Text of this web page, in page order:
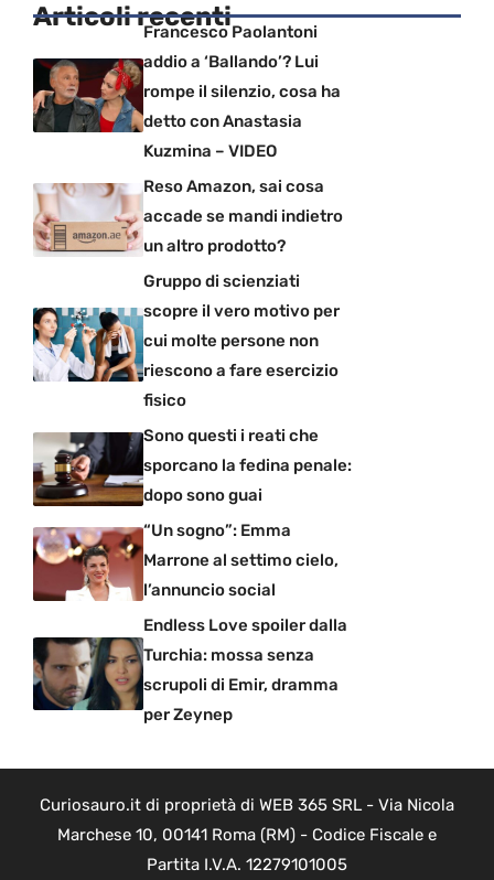
Articoli recentiFrancesco Paolantoni
addio a ‘Ballando’? Lui
rompe il silenzio, cosa ha
detto con Anastasia
Kuzmina – VIDEO
Reso Amazon, sai cosa
accade se mandi indietro
un altro prodotto?
Gruppo di scienziati
scopre il vero motivo per
cui molte persone non
riescono a fare esercizio
fisico
Sono questi i reati che
sporcano la fedina penale:
dopo sono guai
“Un sogno”: Emma
Marrone al settimo cielo,
l’annuncio social
Endless Love spoiler dalla
Turchia: mossa senza
scrupoli di Emir, dramma
per Zeynep
Curiosauro.it di proprietà di WEB 365 SRL - Via Nicola
Marchese 10, 00141 Roma (RM) - Codice Fiscale e
Partita I.V.A. 12279101005